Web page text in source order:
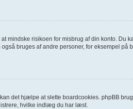
mindske risikoen for misbrug af din konto.
bruges af andre personer, for eksempel på
det hjælpe at slette boardcookies. phpBB
hvilke indlæg du har læst.